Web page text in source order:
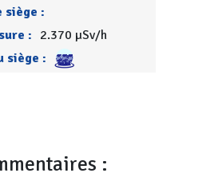
siège :
:
2.370 µSv/h
siège :
: